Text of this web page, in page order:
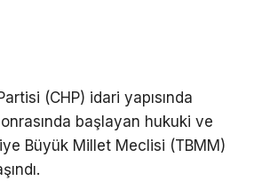
(CHP) idari yapısında
başlayan hukuki ve
Büyük Millet Meclisi (TBMM)